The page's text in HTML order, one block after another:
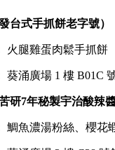
台式手抓餅老字號）
火腿雞蛋肉鬆手抓餅
葵涌廣場 1 樓 B01C
研7年秘製宇治酸辣醬
鯛魚濃湯粉絲、櫻花